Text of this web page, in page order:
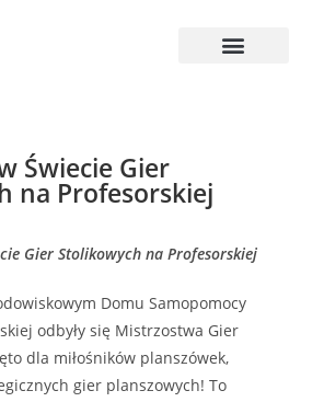
Świecie Gier
na Profesorskiej
Gier Stolikowych na Profesorskiej
Domu Samopomocy
odbyły się Mistrzostwa Gier
dla miłośników planszówek,
gier planszowych! To